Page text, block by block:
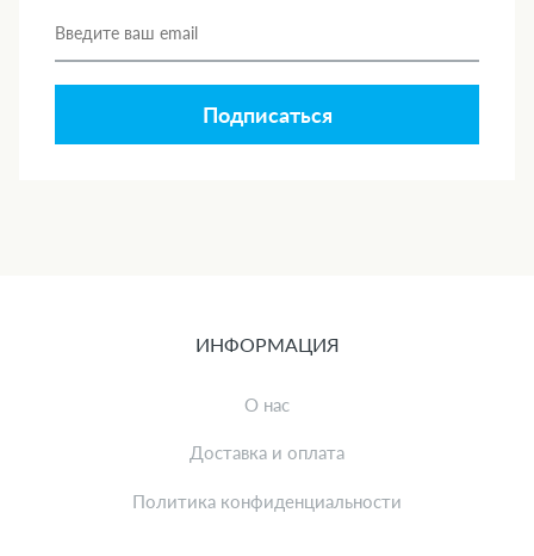
Подписаться
ИНФОРМАЦИЯ
О нас
Доставка и оплата
Политика конфиденциальности